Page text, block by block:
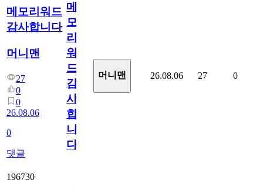
메모리워드
감사합니다
머니맨
27
0
0
26.08.06
0
댓글
메
모
리
워
드
감
사
합
니
다
머니맨 26.08.06 27 0
196730